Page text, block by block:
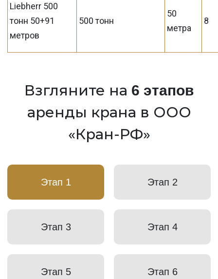
Liebherr 500
тонн 50+91
метров
500 тонн
50
метра
8
Взгляните на 6 этапов
аренды крана в ООО
«Кран-РФ»
Этап 1 Этап 2
Этап 3 Этап 4
Этап 5 Этап 6